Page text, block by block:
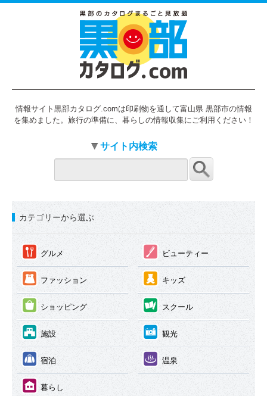
情報サイト黒部カタログ.comは印刷物を通して富山県 黒部市の情報
を集めました。旅行の準備に、暮らしの情報収集にご利用ください！
サイト内検索
カテゴリーから選ぶ
① グルメ ② ビューティー
③ ファッション ④ キッズ
⑤ ショッピング ⑥ スクール
⑦ 施設 ⑧ 観光
⑨ 宿泊 ⑩ 温泉
⑪ 暮らし